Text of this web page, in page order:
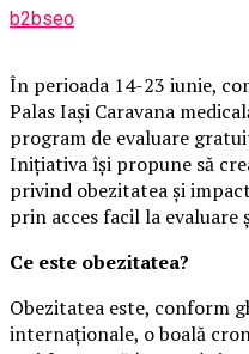
b2bseo
În perioada 14-23 iunie,
Palas Iași Caravana
program de evaluare
Inițiativa își propune să
privind obezitatea și
prin acces facil la evaluare
Ce este obezitatea?
Obezitatea este, conform
internaționale, o boală